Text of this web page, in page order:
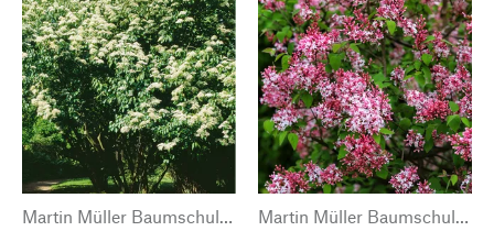
Martin Müller Baumschulen
Martin Müller Baumschulen